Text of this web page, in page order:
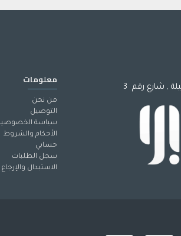
, شارع رقم 3
معلومات
من نحن
التوصيل
سياسة
الأحكام والشروط
حسابي
سجل الطلبات
الاستبدال والإرجاع